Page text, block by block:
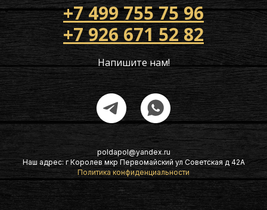
+7 499 755 75 96
+7 926 671 52 82
Напишите нам!
poldapol@yandex.ru
Наш адрес: г Королев мкр Первомайский ул Советская д 42А
Политика конфиденциальности